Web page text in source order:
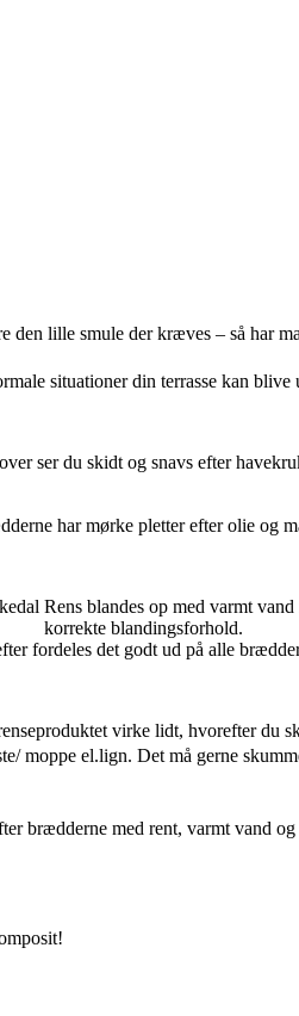
lille smule der kræves – så har
situationer din terrasse kan
ser du skidt og snavs efter
har mørke pletter efter olie og
Rens blandes op med varmt vand
korrekte blandingsforhold.
fordeles det godt ud på alle
virke lidt, hvorefter du
moppe el.lign. Det må gerne
brædderne med rent, varmt vand